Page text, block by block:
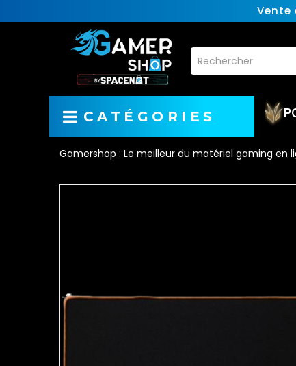
Vente
CATÉGORIES
Gamershop : Le meilleur du matériel gaming en